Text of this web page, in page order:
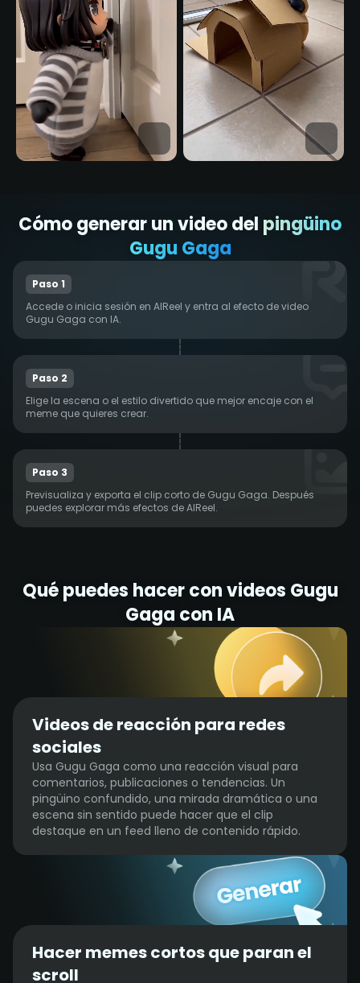
Cómo generar un video del pingüino
Gugu Gaga
Paso 1
Accede o inicia sesión en AIReel y entra al efecto de video
Gugu Gaga con IA.
Paso 2
Elige la escena o el estilo divertido que mejor encaje con el
meme que quieres crear.
Paso 3
Previsualiza y exporta el clip corto de Gugu Gaga. Después
puedes explorar más efectos de AIReel.
Qué puedes hacer con videos Gugu
Gaga con IA
Videos de reacción para redes
sociales
Usa Gugu Gaga como una reacción visual para
comentarios, publicaciones o tendencias. Un
pingüino confundido, una mirada dramática o una
escena sin sentido puede hacer que el clip
destaque en un feed lleno de contenido rápido.
Hacer memes cortos que paran el
scroll